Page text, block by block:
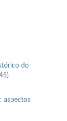
do
aspectos